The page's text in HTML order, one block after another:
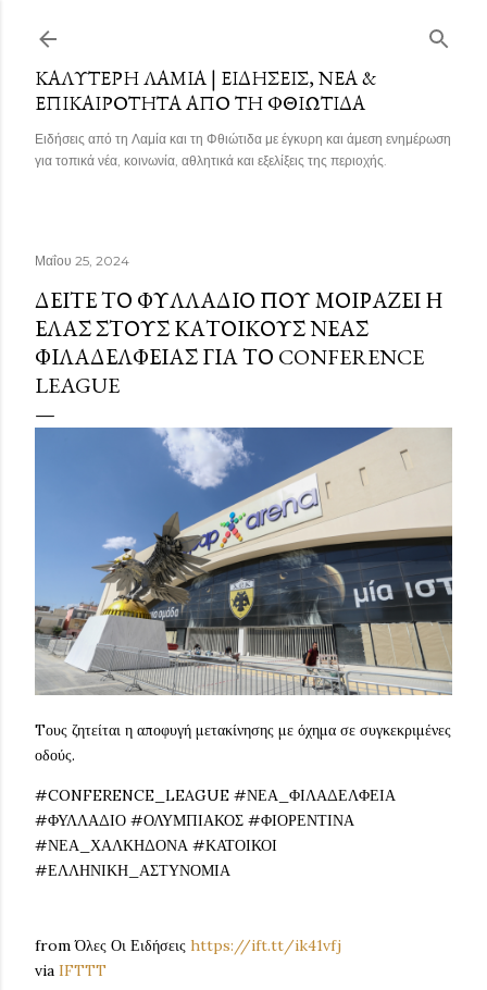
ΚΑΛΎΤΕΡΗ ΛΑΜΊΑ | ΕΙΔΉΣΕΙΣ, ΝΈΑ &
ΕΠΙΚΑΙΡΌΤΗΤΑ ΑΠΌ ΤΗ ΦΘΙΏΤΙΔΑ
Ειδήσεις από τη Λαμία και τη Φθιώτιδα με έγκυρη και άμεση ενημέρωση
για τοπικά νέα, κοινωνία, αθλητικά και εξελίξεις της περιοχής.
Μαΐου 25, 2024
ΔΕΊΤΕ ΤΟ ΦΥΛΛΆΔΙΟ ΠΟΥ ΜΟΙΡΆΖΕΙ Η
ΕΛΑΣ ΣΤΟΥΣ ΚΑΤΟΊΚΟΥΣ ΝΈΑΣ
ΦΙΛΑΔΈΛΦΕΙΑΣ ΓΙΑ ΤΟ CONFERENCE
LEAGUE
Tους ζητείται η αποφυγή μετακίνησης με όχημα σε συγκεκριμένες
οδούς.
#CONFERENCE_LEAGUE #ΝΕΑ_ΦΙΛΑΔΕΛΦΕΙΑ
#ΦΥΛΛΑΔΙΟ #ΟΛΥΜΠΙΑΚΟΣ #ΦΙΟΡΕΝΤΙΝΑ
#ΝΕΑ_ΧΑΛΚΗΔΟΝΑ #ΚΑΤΟΙΚΟΙ
#ΕΛΛΗΝΙΚΗ_ΑΣΤΥΝΟΜΙΑ
from Όλες Οι Ειδήσεις https://ift.tt/ik41vfj
via IFTTT